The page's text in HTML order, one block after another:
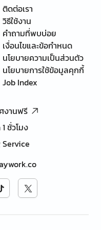
ติดต่อเรา
วิธีใช้งาน
คำถามที่พบบ่อย
เงื่อนไขและข้อกำหนด
นโยบายความเป็นส่วนตัว
นโยบายการใช้ข้อมูลคุกกี้
Job Index
งานฟรี
ชั่วโมง